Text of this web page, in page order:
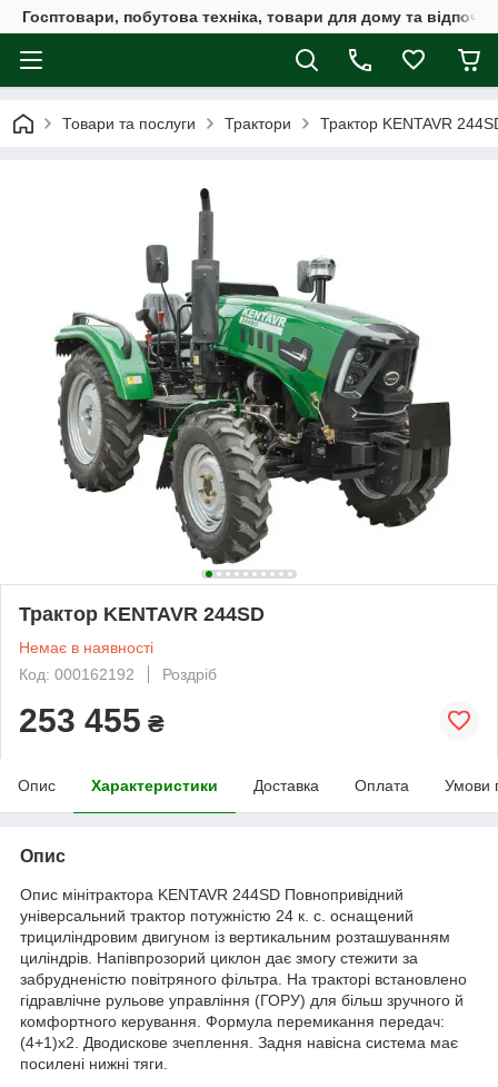
Госптовари, побутова техніка, товари для дому та
Товари та послуги Трактори Трактор KENTAVR
Трактор KENTAVR 244SD
Немає в наявності
Код: 000162192
Роздріб
253 455 ₴
Опис Характеристики Доставка Оплата Умови
Опис
Опис мінітрактора KENTAVR 244SD Повнопривідний
універсальний трактор потужністю 24 к. с. оснащений
трициліндровим двигуном із вертикальним розташуванням
циліндрів. Напівпрозорий циклон дає змогу стежити за
забрудненістю повітряного фільтра. На тракторі встановлено
гідравлічне рульове управління (ГОРУ) для більш зручного й
комфортного керування. Формула перемикання передач:
(4+1)х2. Дводискове зчеплення. Задня навісна система має
посилені нижні тяги.